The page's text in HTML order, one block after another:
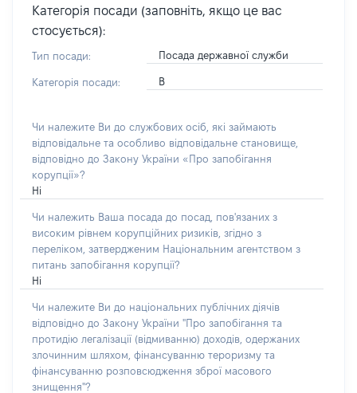
Категорія посади (заповніть, якщо це вас
стосується):
Тип посади: Посада державної служби
Категорія посади: В
Чи належите Ви до службових осіб, які займають
відповідальне та особливо відповідальне становище,
відповідно до Закону України «Про запобігання
корупції»?
Ні
Чи належить Ваша посада до посад, пов'язаних з
високим рівнем корупційних ризиків, згідно з
переліком, затвердженим Національним агентством з
питань запобігання корупції?
Ні
Чи належите Ви до національних публічних діячів
відповідно до Закону України "Про запобігання та
протидію легалізації (відмиванню) доходів, одержаних
злочинним шляхом, фінансуванню тероризму та
фінансуванню розповсюдження зброї масового
знищення"?